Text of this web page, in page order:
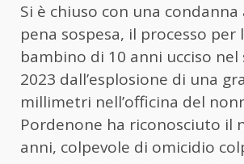
Si è chiuso con una condanna
pena sospesa, il processo
bambino di 10 anni ucciso
2023 dall’esplosione di una
millimetri nell’officina del
Pordenone ha riconosciuto il
anni, colpevole di omicidio